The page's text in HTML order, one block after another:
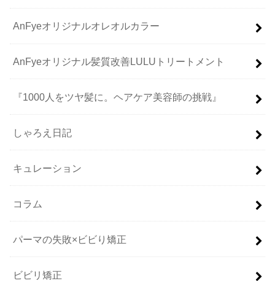
AnFyeオリジナルオレオルカラー
AnFyeオリジナル髪質改善LULUトリートメント
『1000人をツヤ髪に。ヘアケア美容師の挑戦』
しゃろえ日記
キュレーション
コラム
パーマの失敗×ビビり矯正
ビビリ矯正